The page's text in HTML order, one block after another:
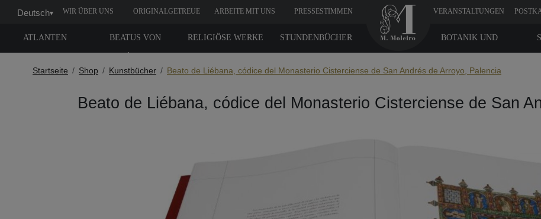
Deutsch▾ WIR ÜBER UNS ORIGINALGETREUE ARBEITE MIT UNS PRESSESTIMMEN VERANSTALTUNGEN
ATLANTEN BEATUS VON RELIGIÖSE WERKE STUNDENBÜCHER BOTANIK UND
Startseite Shop Kunstbücher Beato de Liébana, códice del Monasterio Cisterciense de San Andrés de Arroyo, Palencia
Beato de Liébana, códice del Monasterio Cisterciense de San